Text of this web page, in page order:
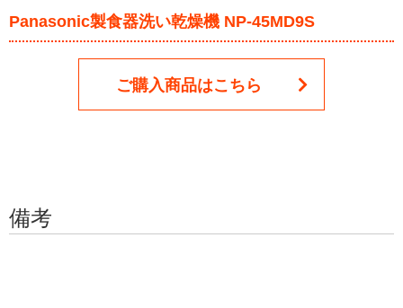
Panasonic製食器洗い乾燥機 NP-45MD9S
ご購入商品はこちら
備考